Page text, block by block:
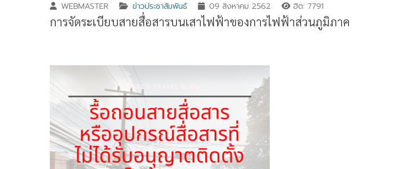
WEBMASTER ข่าวประชาสัมพันธ์ 09 สิงหาคม 2562 ฮิต: 7791
การจัดระเบียบสายสื่อสารบนเสาไฟฟ้าของการไฟฟ้าส่วนภูมิภาค